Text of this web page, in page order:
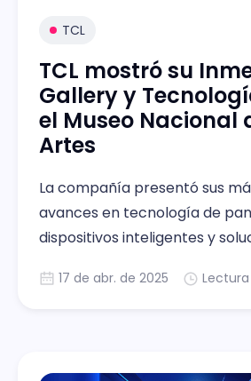
TCL
TCL mostró su
Gallery y
el Museo Nacional
Artes
La compañía presentó sus
avances en tecnología de
dispositivos inteligentes y
17 de abr. de 2025